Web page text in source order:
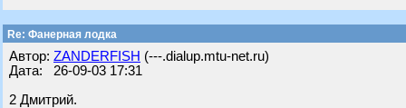
Re: Фанерная лодка
Автор: ZANDERFISH (---.dialup.mtu-net.ru)
Дата: 26-09-03 17:31
2 Дмитрий.